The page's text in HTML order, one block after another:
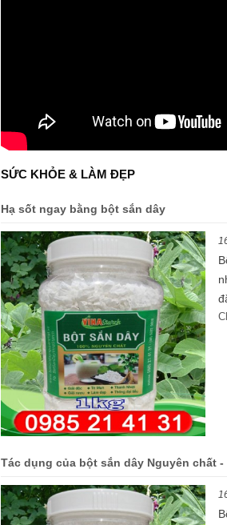
SỨC KHỎE & LÀM ĐẸP
Hạ sốt ngay bằng bột sắn dây
Tác dụng của bột sắn dây Nguyên chất